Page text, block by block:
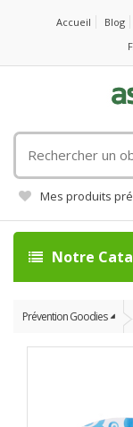
Accueil Blog
un
objet
publicitaire
Mes produits
Notre
Prévention Goodies